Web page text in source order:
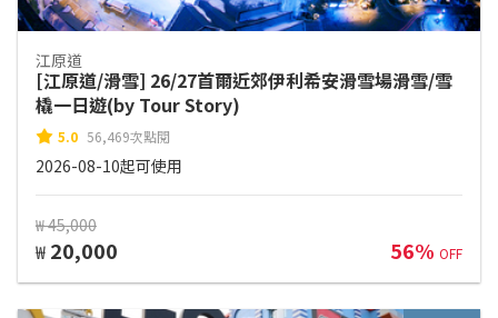
江原道
[江原道/滑雪] 26/27首爾近郊伊利希安滑雪場滑雪/雪
橇一日遊(by Tour Story)
5.0 56,469次點閱
2026-08-10起可使用
₩ 45,000
₩ 20,000 56% OFF